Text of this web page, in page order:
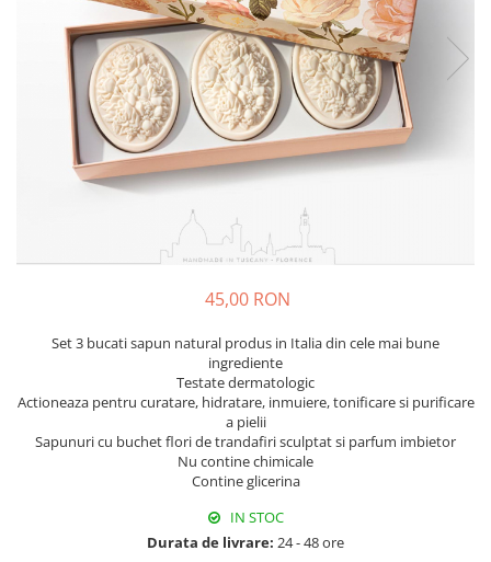
Papioane Cu Model
Cravate
Cravate Ascot Matase
Esarfe Matase & Vascoza
Butoni & Ace De Cravata
Esarfe Toamna & Iarna
De Birou
Cutii Muzicale
Mic Mobilier & Organizare
Aromaterapie
Figurine Spargatorul De Nuci
Figurine & Plusuri
Decoratiuni Brad
Sweet Wonderland
Pahare
Accesorii Bar
Accesorii Servire Argintate
Depozitare Alimente &
Condimente
Utile In Bucatarie
45,00 RON
Set 3 bucati sapun natural produs in Italia din cele mai bune
ingrediente
Testate dermatologic
Actioneaza pentru curatare, hidratare, inmuiere, tonificare si purificare
a pielii
Sapunuri cu buchet flori de trandafiri sculptat si parfum imbietor
Nu contine chimicale
Contine glicerina
IN STOC
Durata de livrare: 24 - 48 ore